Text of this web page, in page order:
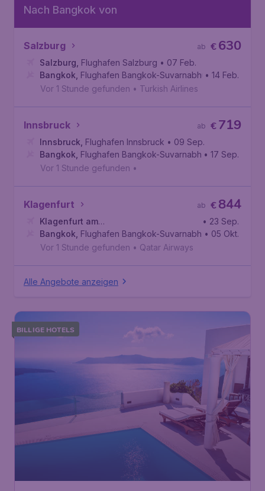
Nach Bangkok von
Salzburg €630
ab
Salzburg Flughafen Salzburg • 07 Feb.
Bangkok Flughafen Bangkok-Suvarnabhumi• 14 Feb.
Vor 1 Stunde gefunden • Turkish Airlines
Innsbruck €719
ab
Innsbruck Flughafen Innsbruck • 09 Sep.
Bangkok Flughafen Bangkok-Suvarnabhumi• 17 Sep.
Vor 1 Stunde gefunden •
Klagenfurt €844
ab
Klagenfurt am
Wörthersee, Flughafen Klagenfurt
• 23 Sep.
Bangkok Flughafen Bangkok-Suvarnabhumi• 05 Okt.
Vor 1 Stunde gefunden • Qatar Airways
Alle Angebote anzeigen
BILLIGE HOTELS